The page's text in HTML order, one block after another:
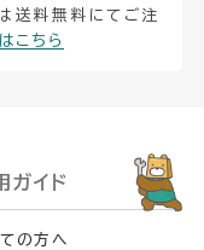
送料無料にてご注
こちら
ガイド
の方へ